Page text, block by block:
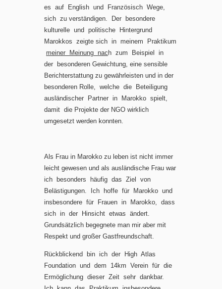
es auf English und Französisch Wege,
sich zu verständigen. Der besondere
kulturelle und politische Hintergrund
Marokkos zeigte sich in meinem Praktikum
meiner Meinung nach zum Beispiel in
der besonderen Gewichtung, eine sensible
Berichterstattung zu gewährleisten und in der
besonderen Rolle, welche die Beteiligung
ausländischer Partner in Marokko spielt,
damit die Projekte der NGO wirklich
umgesetzt werden konnten.
Als Frau in Marokko zu leben ist nicht immer
leicht gewesen und als ausländische Frau war
ich besonders häufig das Ziel von
Belästigungen. Ich hoffe für Marokko und
insbesondere für Frauen in Marokko, dass
sich in der Hinsicht etwas ändert.
Grundsätzlich begegnete man mir aber mit
Respekt und großer Gastfreundschaft.
Rückblickend bin ich der High Atlas
Foundation und dem 14km Verein für die
Ermöglichung dieser Zeit sehr dankbar.